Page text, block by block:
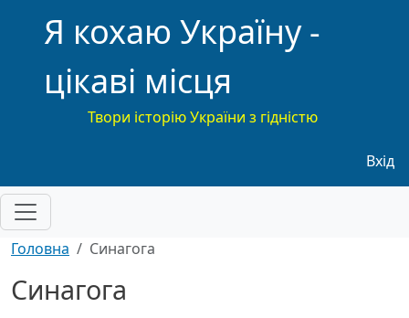
Я кохаю Україну -
цікаві місця
Твори історію України з гідністю
Вхід
Головна Синагога
Синагога